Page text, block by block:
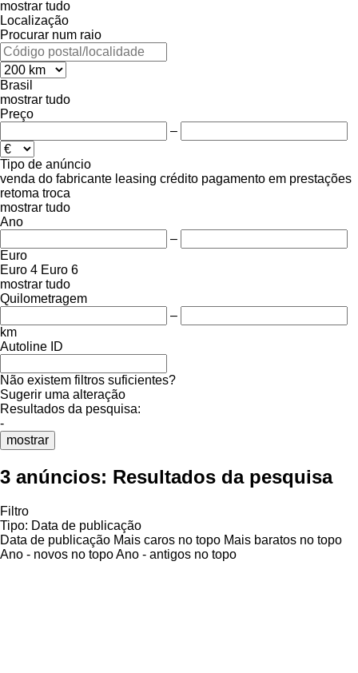
mostrar tudo
Localização
Procurar num raio
Brasil
mostrar tudo
Preço
–
Tipo de anúncio
venda do fabricante leasing crédito pagamento em prestações
retoma troca
mostrar tudo
Ano
–
Euro
Euro 4 Euro 6
mostrar tudo
Quilometragem
–
km
Autoline ID
Não existem filtros suficientes?
Sugerir uma alteração
Resultados da pesquisa:
-
mostrar
3 anúncios: Resultados da pesquisa
Filtro
Tipo: Data de publicação
Data de publicação Mais caros no topo Mais baratos no topo
Ano - novos no topoAno - antigos no topo